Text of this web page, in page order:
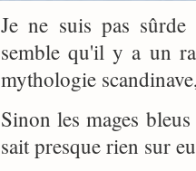
Je ne suis pas
semble qu'il y a un
mythologie
Sinon les mages
sait presque rien sur